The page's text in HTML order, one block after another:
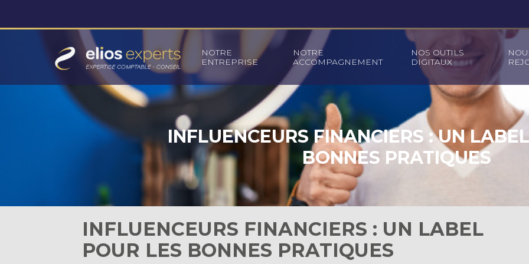
au
contenu
Principal
NOTRE
ENTREPRISE
NOTRE
ACCOMPAGNEMENT
NOS OUTILS
DIGITAUX
INFLUENCEURS FINANCIERS : UN
BONNES PRATIQUES
INFLUENCEURS FINANCIERS : UN LABEL
POUR LES BONNES PRATIQUES